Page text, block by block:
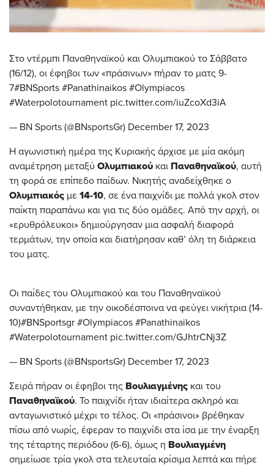
Στο ντέρμπι Παναθηναϊκού και Ολυμπιακού το Σάββατο
(16/12), οι έφηβοι των «πράσινων» πήραν το ματς 9-
7#BNSports #Panathinaikos #Olympiacos
#Waterpolotournament pic.twitter.com/iuZcoXd3iA
— BN Sports (@BNsportsGr) December 17, 2023
Η αγωνιστική ημέρα της Κυριακής άρχισε με μία ακόμη
αναμέτρηση μεταξύ Ολυμπιακού και Παναθηναϊκού, αυτή
τη φορά σε επίπεδο παίδων. Νικητής αναδείχθηκε ο
Ολυμπιακός με 14-10, σε ένα παιχνίδι με πολλά γκολ στον
παίκτη παραπάνω και για τις δύο ομάδες. Από την αρχή, οι
«ερυθρόλευκοι» δημιούργησαν μια ασφαλή διαφορά
τερμάτων, την οποία και διατήρησαν καθ’ όλη τη διάρκεια
του ματς.
Οι παίδες του Ολυμπιακού και του Παναθηναϊκού
συναντήθηκαν, με την οικοδέσποινα να φεύγει νικήτρια (14-
10)#BNSportsgr #Olympiacos #Panathinaikos
#Waterpolotournament pic.twitter.com/GJhtrCNj3Z
— BN Sports (@BNsportsGr) December 17, 2023
Σειρά πήραν οι έφηβοι της Βουλιαγμένης και του
Παναθηναϊκού. Το παιχνίδι ήταν ιδιαίτερα σκληρό και
ανταγωνιστικό μέχρι το τέλος. Οι «πράσινοι» βρέθηκαν
πίσω από νωρίς, έφεραν το παιχνίδι στα ίσα με την έναρξη
της τέταρτης περιόδου (6-6), όμως η Βουλιαγμένη
σημείωσε τρία γκολ στα τελευταία κρίσιμα λεπτά και πήρε